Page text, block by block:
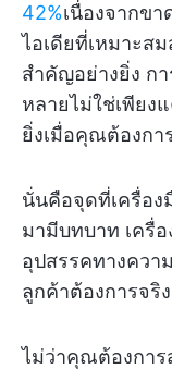
42%เนื่องจากข
ไอเดียที่เหมาะ
สำคัญอย่างยิ่ง ก
หลายไม่ใช่เพียง
ยิ่งเมื่อคุณต้องกา
นั่นคือจุดที่เครื่อง
มามีบทบาท เครื่
อุปสรรคทางควา
ลูกค้าต้องการจริ
ไม่ว่าคุณต้องการ